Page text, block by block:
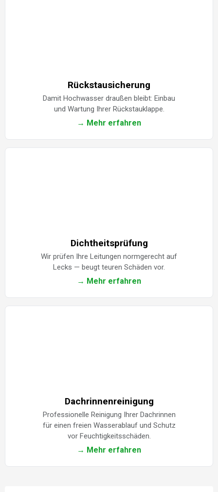
Rückstausicherung
Damit Hochwasser draußen bleibt: Einbau
und Wartung Ihrer Rückstauklappe.
→ Mehr erfahren
Dichtheitsprüfung
Wir prüfen Ihre Leitungen normgerecht auf
Lecks — beugt teuren Schäden vor.
→ Mehr erfahren
Dachrinnenreinigung
Professionelle Reinigung Ihrer Dachrinnen
für einen freien Wasserablauf und Schutz
vor Feuchtigkeitsschäden.
→ Mehr erfahren